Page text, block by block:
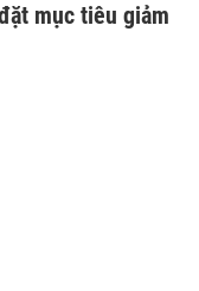
mục tiêu giảm